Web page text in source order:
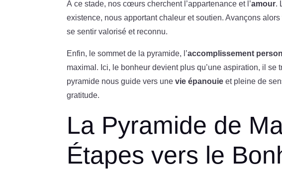
À ce stade, nos cœurs cherchent l’appartenance et l’amour.
existence, nous apportant chaleur et soutien. Avançons
se sentir valorisé et reconnu.
Enfin, le sommet de la pyramide, l’accomplissement
maximal. Ici, le bonheur devient plus qu’une aspiration, il
pyramide nous guide vers unevie épanouie et pleine de
gratitude.
La Pyramide de
Étapes vers le